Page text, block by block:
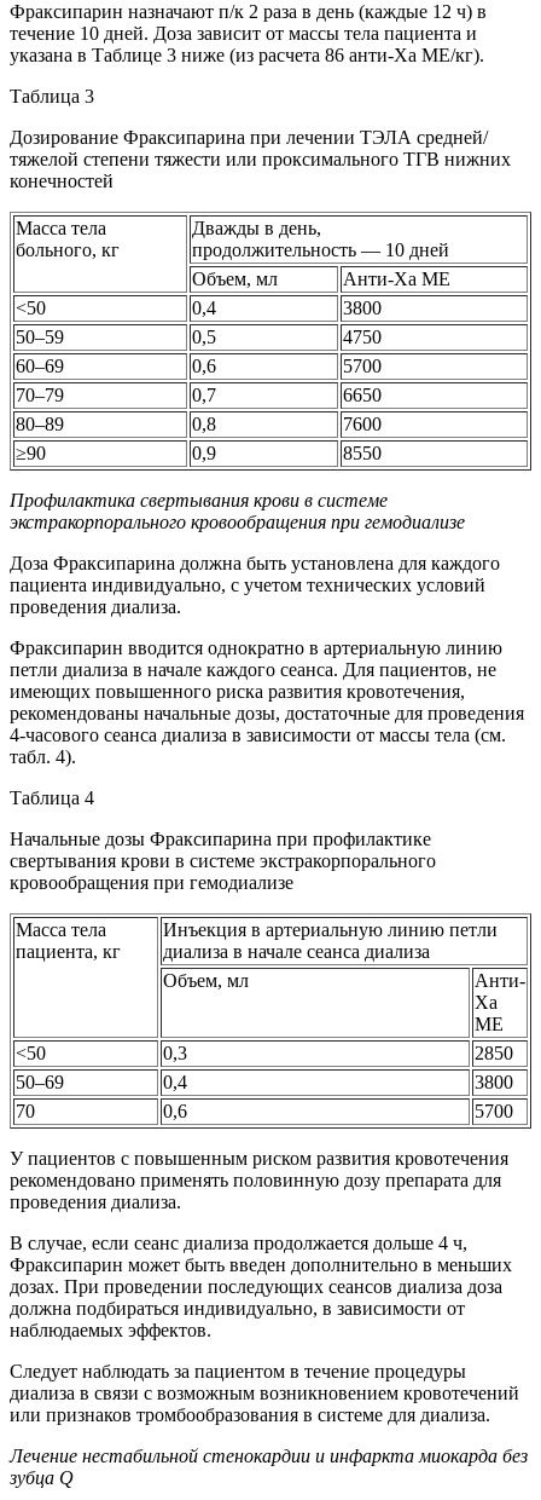
Фраксипарин назначают п/к 2 раза в день (каждые 12 ч) в
течение 10 дней. Доза зависит от массы тела пациента и
указана в Таблице 3 ниже (из расчета 86 анти-Ха МЕ/кг).
Таблица 3
Дозирование Фраксипарина при лечении ТЭЛА средней/
тяжелой степени тяжести или проксимального ТГВ нижних
конечностей
Масса тела
больного, кг
Дважды в день,
продолжительность — 10 дней
Объем, мл
Анти-Ха МЕ
<50
0,4
3800
50–59
0,5
4750
60–69
0,6
5700
70–79
0,7
6650
80–89
0,8
7600
≥90
0,9 8550
Профилактика свертывания крови в системе
экстракорпорального кровообращения при гемодиализе
Доза Фраксипарина должна быть установлена для каждого
пациента индивидуально, с учетом технических условий
проведения диализа.
Фраксипарин вводится однократно в артериальную линию
петли диализа в начале каждого сеанса. Для пациентов, не
имеющих повышенного риска развития кровотечения,
рекомендованы начальные дозы, достаточные для проведения
4-часового сеанса диализа в зависимости от массы тела (см.
табл. 4).
Таблица 4
Начальные дозы Фраксипарина при профилактике
свертывания крови в системе экстракорпорального
кровообращения при гемодиализе
Масса тела
пациента, кг
Инъекция в артериальную линию петли
диализа в начале сеанса диализа
Объем, мл
Анти-
Ха
МЕ
<50
0,3
2850
50–69
0,4
3800
70
0,6 5700
У пациентов с повышенным риском развития кровотечения
рекомендовано применять половинную дозу препарата для
проведения диализа.
В случае, если сеанс диализа продолжается дольше 4 ч,
Фраксипарин может быть введен дополнительно в меньших
дозах. При проведении последующих сеансов диализа доза
должна подбираться индивидуально, в зависимости от
наблюдаемых эффектов.
Следует наблюдать за пациентом в течение процедуры
диализа в связи с возможным возникновением кровотечений
или признаков тромбообразования в системе для диализа.
Лечение нестабильной стенокардии и инфаркта миокарда без
зубца Q